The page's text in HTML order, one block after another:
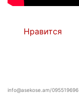
Нравится
info@asekose.am/095519696